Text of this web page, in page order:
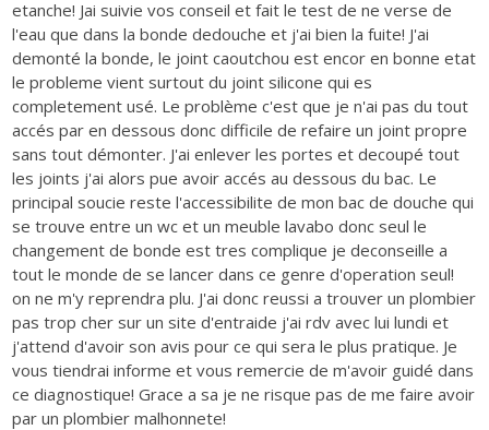
etanche! Jai suivie vos conseil et fait le test de ne verse de
l'eau que dans la bonde dedouche et j'ai bien la fuite! J'ai
demonté la bonde, le joint caoutchou est encor en bonne etat
le probleme vient surtout du joint silicone qui es
completement usé. Le problème c'est que je n'ai pas du tout
accés par en dessous donc difficile de refaire un joint propre
sans tout démonter. J'ai enlever les portes et decoupé tout
les joints j'ai alors pue avoir accés au dessous du bac. Le
principal soucie reste l'accessibilite de mon bac de douche qui
se trouve entre un wc et un meuble lavabo donc seul le
changement de bonde est tres complique je deconseille a
tout le monde de se lancer dans ce genre d'operation seul!
on ne m'y reprendra plu. J'ai donc reussi a trouver un plombier
pas trop cher sur un site d'entraide j'ai rdv avec lui lundi et
j'attend d'avoir son avis pour ce qui sera le plus pratique. Je
vous tiendrai informe et vous remercie de m'avoir guidé dans
ce diagnostique! Grace a sa je ne risque pas de me faire avoir
par un plombier malhonnete!